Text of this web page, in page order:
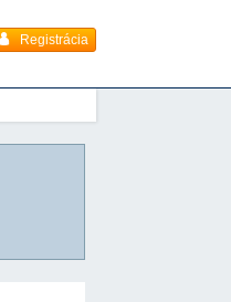
Registrácia